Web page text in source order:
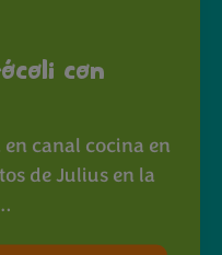
con
canal cocina en
de Julius en la